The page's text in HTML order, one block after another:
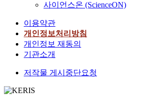
사이언스온 (ScienceON)
이용약관
개인정보처리방침
개인정보 재동의
기관소개
저작물 게시중단요청